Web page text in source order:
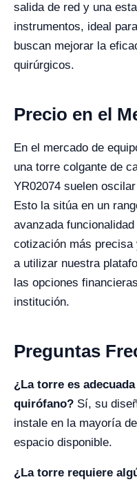
salida de red y una
instrumentos, ideal
buscan mejorar la
quirúrgicos.
Precio en el
En el mercado de
una torre colgante de
YR02074 suelen
Esto la sitúa en un
avanzada
cotización más
a utilizar nuestra
las opciones
institución.
Preguntas
¿La torre es
quirófano? Sí, su
instale en la mayoría
espacio disponible.
¿La torre requiere